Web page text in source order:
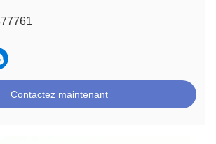
Contactez maintenant